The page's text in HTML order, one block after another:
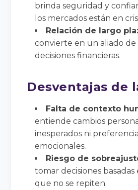
brinda seguridad y
los mercados están en
Relación de largo
convierte en un aliado de
decisiones financieras.
Desventajas de
Falta de contexto
entiende cambios
inesperados ni
emocionales.
Riesgo de
tomar decisiones
que no se repiten.